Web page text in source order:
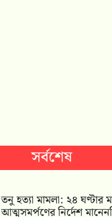
সর্বশেষ
তনু হত্যা মামলা: ২৪ ঘণ্টার
আত্মসমর্পণের নির্দেশ